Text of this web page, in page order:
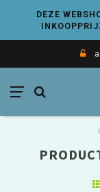
DEZE